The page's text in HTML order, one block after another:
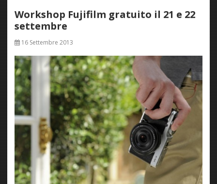
Workshop Fujifilm gratuito il 21 e 22
settembre
16 Settembre 2013